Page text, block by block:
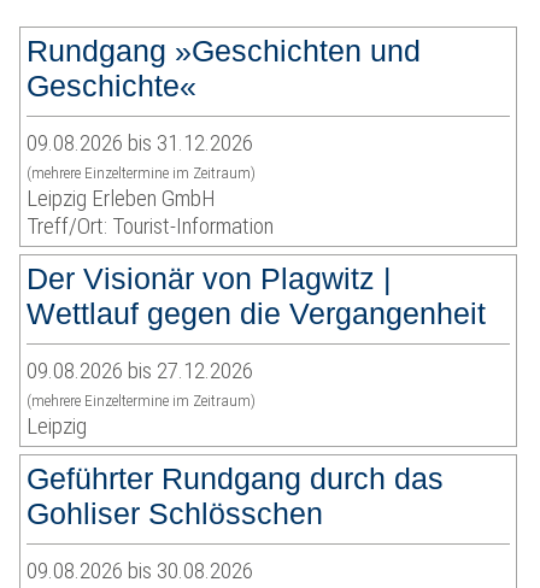
Rundgang »Geschichten und
Geschichte«
09.08.2026 bis 31.12.2026
(mehrere Einzeltermine im Zeitraum)
Leipzig Erleben GmbH
Treff/Ort: Tourist-Information
Der Visionär von Plagwitz |
Wettlauf gegen die Vergangenheit
09.08.2026 bis 27.12.2026
(mehrere Einzeltermine im Zeitraum)
Leipzig
Geführter Rundgang durch das
Gohliser Schlösschen
09.08.2026 bis 30.08.2026